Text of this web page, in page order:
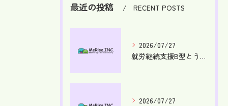
最近の投稿 RECENT POSTS
2026/07/27
就労継続支援B型とうつの現実的な利用法と安心して社会復帰するためのステップ
2026/07/27